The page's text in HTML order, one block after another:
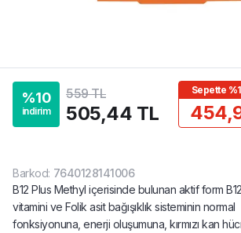
%10
indirim
559 TL
505,44 TL
Sepette
Barkod: 7640128141006
B12 Plus Methyl içerisinde bulunan aktif form B12
vitamini ve Folik asit bağışıklık sisteminin normal
fonksiyonuna, enerji oluşumuna, kırmızı kan